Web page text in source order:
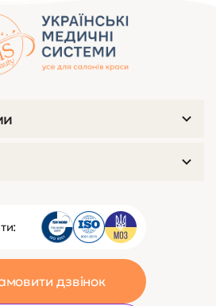
дзвінок